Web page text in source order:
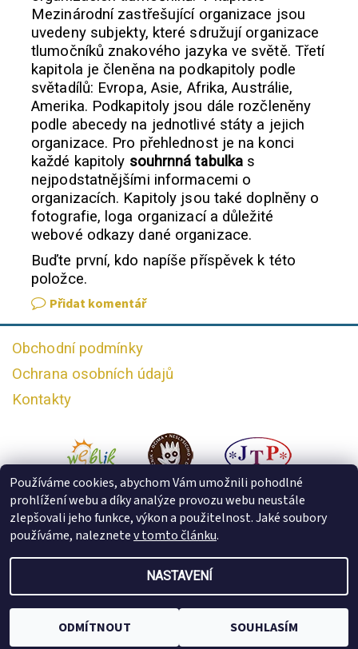
Mezinárodní zastřešující organizace jsou
uvedeny subjekty, které sdružují organizace
tlumočníků znakového jazyka ve světě. Třetí
kapitola je členěna na podkapitoly podle
světadílů: Evropa, Asie, Afrika, Austrálie,
Amerika. Podkapitoly jsou dále rozčleněny
podle abecedy na jednotlivé státy a jejich
organizace. Pro přehlednost je na konci
každé kapitoly souhrnná tabulka s
nejpodstatnějšími informacemi o
organizacích. Kapitoly jsou také doplněny o
fotografie, loga organizací a důležité
webové odkazy dané organizace.
Buďte první, kdo napíše příspěvek k této
položce.
Přidat komentář
Obchodní podmínky
Ochrana osobních údajů
Kontakty
práva vyhrazena
Používáme cookies, abychom Vám umožnili pohodlné
prohlížení webu a díky analýze provozu webu neustále
zlepšovali jeho funkce, výkon a použitelnost. Jaké soubory
používáme, naleznetev tomto článku.
NASTAVENÍ
ODMÍTNOUT SOUHLASÍM